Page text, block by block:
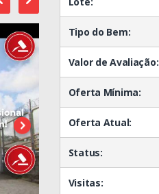
Tipo do Bem:
Valor de Avaliação:
Oferta Mínima:
Oferta Atual:
Status:
Visitas: